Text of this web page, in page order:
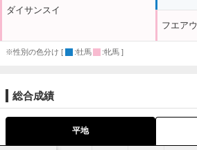
ダイサンスイ
フエア
※性別の色分け [ :牡馬 :牝馬 ]
総合成績
平地